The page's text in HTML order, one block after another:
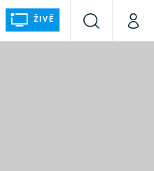
ŽIVĚ
VyhledáváníMůj